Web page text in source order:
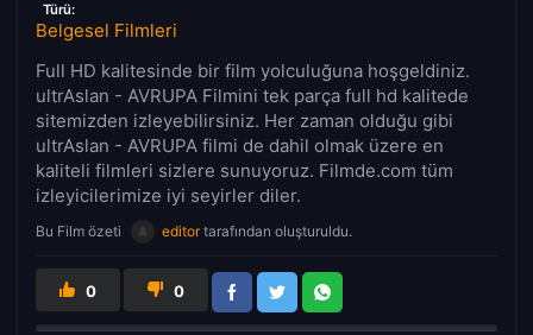
Türü:
Belgesel Filmleri
Full HD kalitesinde bir film yolculuğuna hoşgeldiniz.
ultrAslan - AVRUPA Filmini tek parça full hd kalitede
sitemizden izleyebilirsiniz. Her zaman olduğu gibi
ultrAslan - AVRUPA filmi de dahil olmak üzere en
kaliteli filmleri sizlere sunuyoruz. Filmde.com tüm
izleyicilerimize iyi seyirler diler.
Bu Film özeti editortarafından oluşturuldu.
0 0